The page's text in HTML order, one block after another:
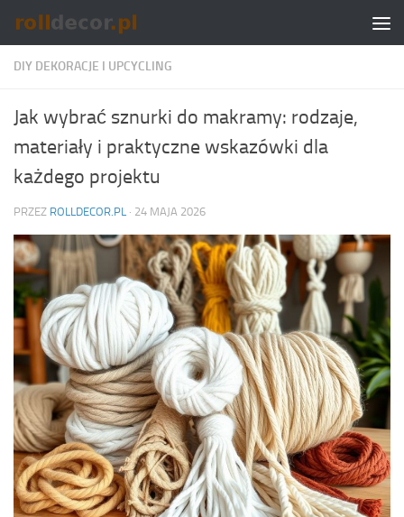
Skip to content
DIY DEKORACJE I UPCYCLING
Jak wybrać sznurki do makramy: rodzaje,
materiały i praktyczne wskazówki dla
każdego projektu
PRZEZ ROLLDECOR.PL · 24 MAJA 2026